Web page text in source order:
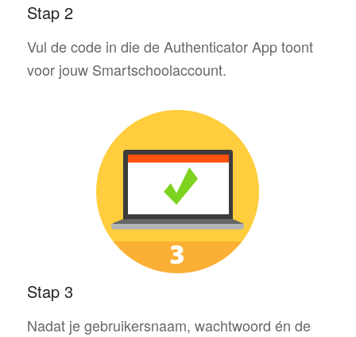
Stap 2
Vul de code in die de Authenticator App toont
voor jouw Smartschoolaccount.
Stap 3
Nadat je gebruikersnaam, wachtwoord én de